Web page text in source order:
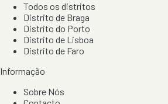
Todos os distritos
Distrito de Braga
Distrito do Porto
Distrito de Lisboa
Distrito de Faro
Informação
Sobre Nós